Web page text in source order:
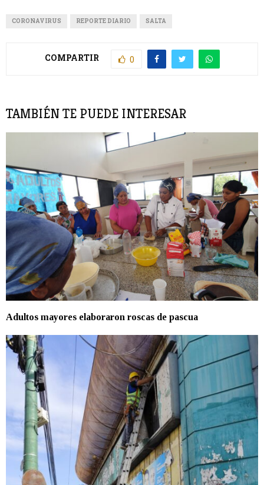
CORONAVIRUS REPORTE DIARIO SALTA
COMPARTIR 0
TAMBIÉN TE PUEDE INTERESAR
Adultos mayores elaboraron roscas de pascua